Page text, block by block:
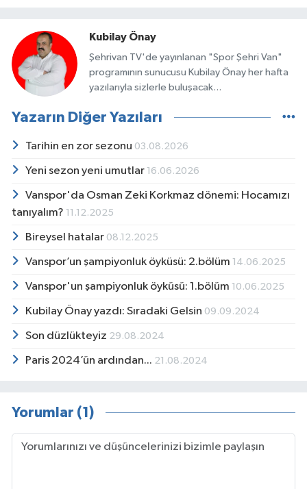
Kubilay Önay
Şehrivan TV'de yayınlanan "Spor Şehri Van"
programının sunucusu Kubilay Önay her hafta
yazılarıyla sizlerle buluşacak...
Yazarın Diğer Yazıları
Tarihin en zor sezonu 03.08.2026
Yeni sezon yeni umutlar 16.06.2026
Vanspor'da Osman Zeki Korkmaz dönemi: Hocamızı
tanıyalım? 11.12.2025
Bireysel hatalar 08.12.2025
Vanspor’un şampiyonluk öyküsü: 2.bölüm 14.06.2025
Vanspor'un şampiyonluk öyküsü: 1.bölüm 10.06.2025
Kubilay Önay yazdı: Sıradaki Gelsin 09.09.2024
Son düzlükteyiz 29.08.2024
Paris 2024’ün ardından... 21.08.2024
Yorumlar (1)